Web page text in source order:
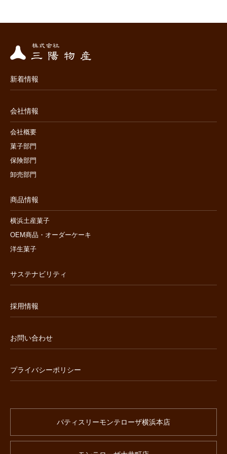
新着情報
会社情報
会社概要
菓子部門
保険部門
卸売部門
商品情報
横浜土産菓子
OEM商品・オーダーケーキ
洋生菓子
サステナビリティ
採用情報
お問い合わせ
プライバシーポリシー
パティスリーモンテローザ横浜本店